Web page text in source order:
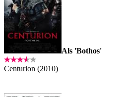
Als 'Bothos'
Centurion (2010)